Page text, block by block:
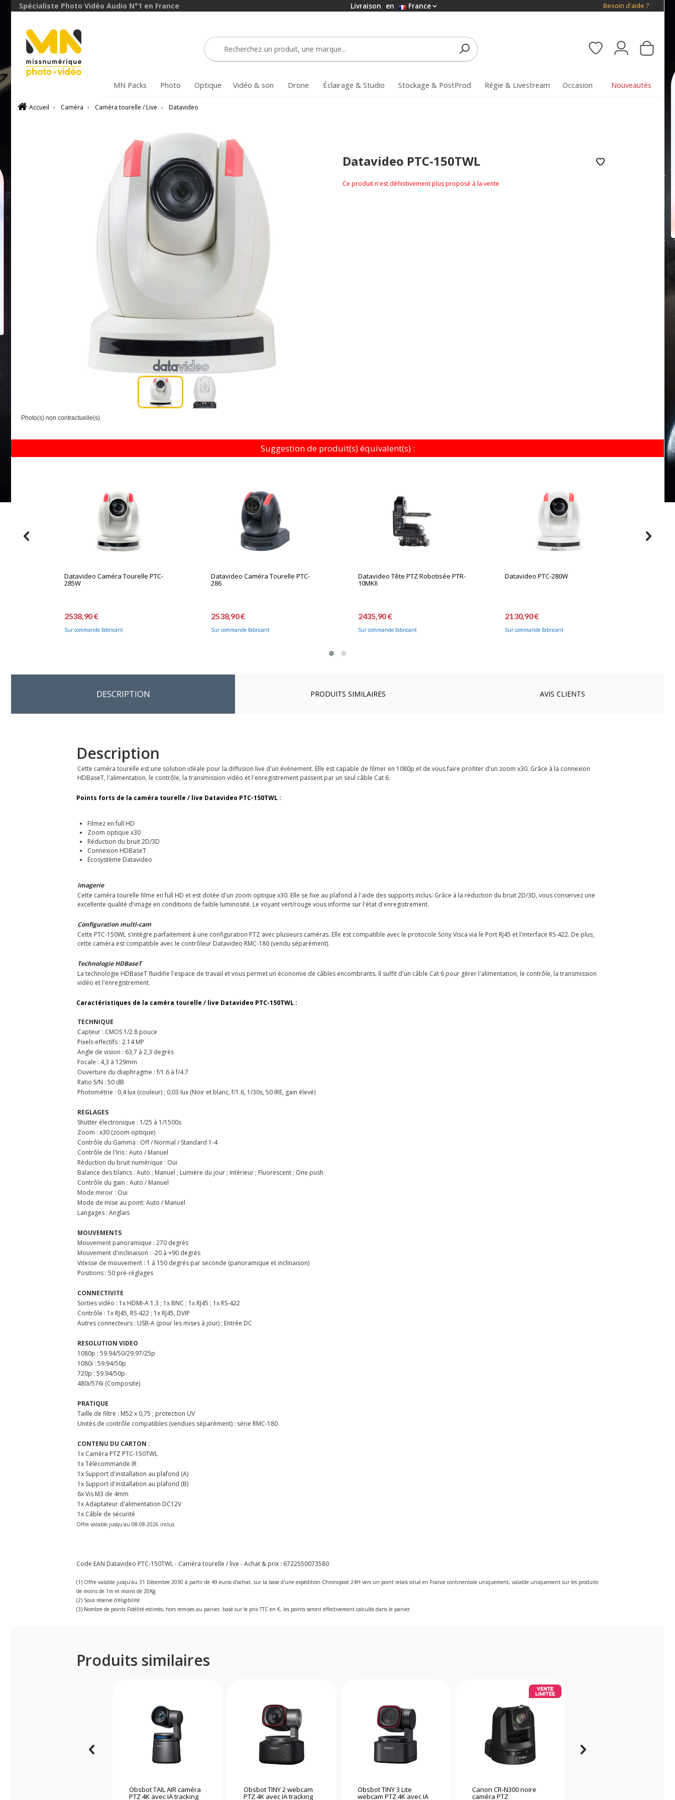
Spécialiste Photo Vidéo Audio N°1 en France Livraison en France Besoin d'aide ?
MN Packs Photo Optique Vidéo & son Drone Éclairage & Studio Stockage & PostProd Régie & Livestream Occasion Nouveautés
Accueil › Caméra › Caméra tourelle / Live › Datavideo
Photo(s) non contractuelle(s)
Datavideo PTC-150TWL
Ce produit n'est définitivement plus proposé à la vente
Suggestion de produit(s) équivalent(s) :
Datavideo Caméra Tourelle PTC-
285W
2538,90 €
Sur commande fabricant
Datavideo Caméra Tourelle PTC-
286
2538,90 €
Sur commande fabricant
Datavideo Tête PTZ Robotisée PTR-
10MKII
2435,90 €
Sur commande fabricant
Datavideo PTC-280W
2130,90 €
Sur commande fabricant
DESCRIPTION PRODUITS SIMILAIRES AVIS CLIENTS
Description
Cette caméra tourelle est une solution idéale pour la diffusion live d'un événement. Elle est capable de filmer en 1080p et de vous faire profiter d'un zoom x30. Grâce à la connexion
HDBaseT, l'alimentation, le contrôle, la transmission vidéo et l'enregistrement passent par un seul câble Cat 6.
Points forts de la caméra tourelle / live Datavideo PTC-150TWL :
Filmez en full HD
Zoom optique x30
Réduction du bruit 2D/3D
Connexion HDBaseT
Écosystème Datavideo
Imagerie
Cette caméra tourelle filme en full HD et est dotée d'un zoom optique x30. Elle se fixe au plafond à l'aide des supports inclus. Grâce à la réduction du bruit 2D/3D, vous conservez une
excellente qualité d'image en conditions de faible luminosité. Le voyant vert/rouge vous informe sur l'état d'enregistrement.
Configuration multi-cam
Cette PTC-150WL s'intègre parfaitement à une configuration PTZ avec plusieurs caméras. Elle est compatible avec le protocole Sony Visca via le Port RJ45 et l'interface RS-422. De plus,
cette caméra est compatible avec le contrôleur Datavideo RMC-180 (vendu séparément).
Technologie HDBaseT
La technologie HDBaseT fluidifie l'espace de travail et vous permet un économie de câbles encombrants. Il suffit d'un câble Cat 6 pour gérer l'alimentation, le contrôle, la transmission
vidéo et l'enregistrement.
Caractéristiques de la caméra tourelle / live Datavideo PTC-150TWL :
TECHNIQUE
Capteur : CMOS 1/2.8 pouce
Pixels effectifs : 2.14 MP
Angle de vision : 63,7 à 2,3 degrés
Focale : 4,3 à 129mm
Ouverture du diaphragme : f/1.6 à f/4.7
Ratio S/N : 50 dB
Photométrie : 0,4 lux (couleur) ; 0,03 lux (Noir et blanc, f/1.6, 1/30s, 50 IRE, gain élevé)
REGLAGES
Shutter électronique : 1/25 à 1/1500s
Zoom : x30 (zoom optique)
Contrôle du Gamma : Off / Normal / Standard 1-4
Contrôle de l'Iris : Auto / Manuel
Réduction du bruit numérique : Oui
Balance des blancs : Auto ; Manuel ; Lumière du jour ; Intérieur ; Fluorescent ; One push
Contrôle du gain : Auto / Manuel
Mode miroir : Oui
Mode de mise au point: Auto / Manuel
Langages : Anglais
MOUVEMENTS
Mouvement panoramique : 270 degrés
Mouvement d'inclinaison : -20 à +90 degrés
Vitesse de mouvement : 1 à 150 degrés par seconde (panoramique et inclinaison)
Positions : 50 pré-réglages
CONNECTIVITE
Sorties vidéo : 1x HDMI-A 1.3 ; 1x BNC ; 1x RJ45 ; 1x RS-422
Contrôle : 1x RJ45, RS-422 ; 1x RJ45, DVIP
Autres connecteurs : USB-A (pour les mises à jour) ; Entrée DC
RESOLUTION VIDEO
1080p : 59.94/50/29.97/25p
1080i : 59.94/50p
720p : 59.94/50p
480i/576i (Composite)
PRATIQUE
Taille de filtre : M52 x 0,75 ; protection UV
Unités de contrôle compatibles (vendues séparément) : série RMC-180
CONTENU DU CARTON :
1x Caméra PTZ PTC-150TWL
1x Télécommande IR
1x Support d'installation au plafond (A)
1x Support d'installation au plafond (B)
6x Vis M3 de 4mm
1x Adaptateur d'alimentation DC12V
1x Câble de sécurité
Offre valable jusqu'au 08-08-2026 inclus.
Code EAN Datavideo PTC-150TWL - Caméra tourelle / live - Achat & prix : 6722550073580
(1) Offre valable jusqu'au 31 Décembre 2030 à partir de 49 euros d'achat, sur la base d'une expédition Chronopost 24H vers un point relais situé en France continentale uniquement, valable uniquement sur les produits
de moins de 1m et moins de 20Kg.
(2) Sous réserve d'éligibilité.
(3) Nombre de points Fidélité estimés, hors remises au panier, basé sur le prix TTC en €, les points seront effectivement calculés dans le panier.
Produits similaires
Obsbot TAIL AIR caméra
PTZ 4K avec IA tracking
Obsbot TINY 2 webcam
PTZ 4K avec IA tracking
Obsbot TINY 3 Lite
webcam PTZ 4K avec IA
Canon CR-N300 noire
caméra PTZ